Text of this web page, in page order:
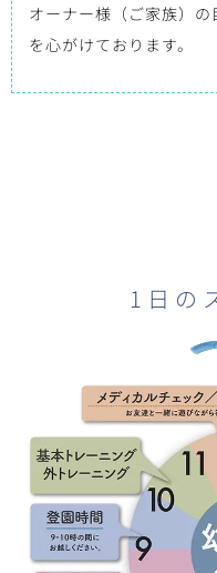
オーナー様（ご家族）
を心がけております。
1日の